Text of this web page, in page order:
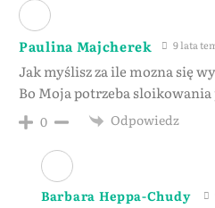
Paulina Majcherek 9 lata
Jak myślisz za ile mozna się
Bo Moja potrzeba
0 Odpowiedz
Barbara Heppa-Chudy